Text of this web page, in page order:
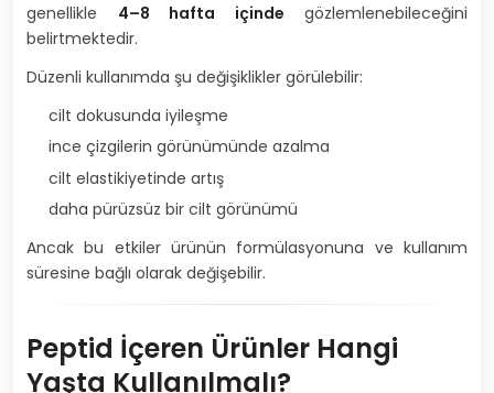
genellikle 4–8 hafta içinde gözlemlenebileceğini
belirtmektedir.
Düzenli kullanımda şu değişiklikler görülebilir:
cilt dokusunda iyileşme
ince çizgilerin görünümünde azalma
cilt elastikiyetinde artış
daha pürüzsüz bir cilt görünümü
Ancak bu etkiler ürünün formülasyonuna ve kullanım
süresine bağlı olarak değişebilir.
Peptid İçeren Ürünler Hangi
Yaşta Kullanılmalı?